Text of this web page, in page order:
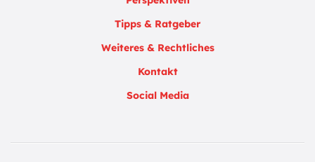
Tipps & Ratgeber
Weiteres & Rechtliches
Kontakt
Social Media